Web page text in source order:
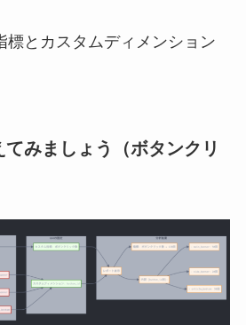
標とカスタムディメンション
みましょう（ボタンクリ